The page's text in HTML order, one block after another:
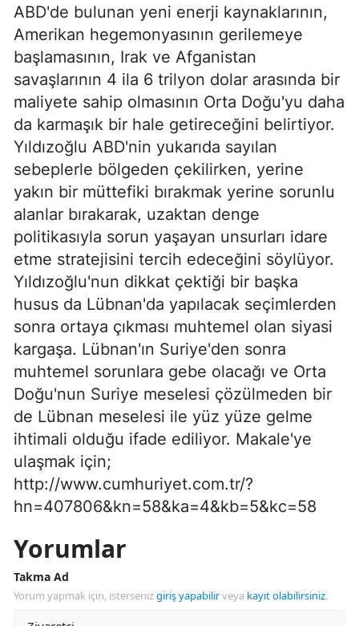
ABD'de bulunan yeni enerji kaynaklarının,
Amerikan hegemonyasının gerilemeye
başlamasının, Irak ve Afganistan
savaşlarının 4 ila 6 trilyon dolar arasında bir
maliyete sahip olmasının Orta Doğu'yu daha
da karmaşık bir hale getireceğini belirtiyor.
Yıldızoğlu ABD'nin yukarıda sayılan
sebeplerle bölgeden çekilirken, yerine
yakın bir müttefiki bırakmak yerine sorunlu
alanlar bırakarak, uzaktan denge
politikasıyla sorun yaşayan unsurları idare
etme stratejisini tercih edeceğini söylüyor.
Yıldızoğlu'nun dikkat çektiği bir başka
husus da Lübnan'da yapılacak seçimlerden
sonra ortaya çıkması muhtemel olan siyasi
kargaşa. Lübnan'ın Suriye'den sonra
muhtemel sorunlara gebe olacağı ve Orta
Doğu'nun Suriye meselesi çözülmeden bir
de Lübnan meselesi ile yüz yüze gelme
ihtimali olduğu ifade ediliyor. Makale'ye
ulaşmak için;
http://www.cumhuriyet.com.tr/?
hn=407806&kn=58&ka=4&kb=5&kc=58
Yorumlar
Takma Ad
Yorum yapmak için, istersenizgiriş yapabilirveya kayıt olabilirsiniz.